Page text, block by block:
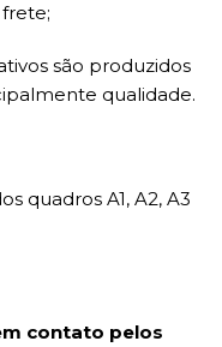
são produzidos
qualidade.
quadros A1, A2, A3
contato pelos